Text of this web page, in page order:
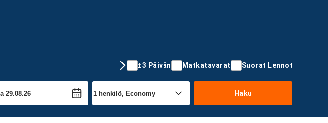
±3 Päivän Matkatavarat Suorat Lennot
Haku